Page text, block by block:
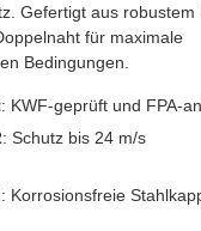
Gefertigt aus robustem
für maximale
Bedingungen.
: KWF-geprüft und FPA-
: Schutz bis 24 m/s
: Korrosionsfreie